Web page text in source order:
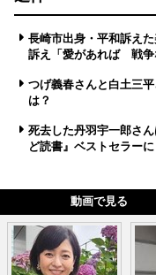
長崎市出身・平和訴え
訴え「愛があれば 戦争
つげ義春さんと白土三
は？
死去した丹羽宇一郎さ
ど読書』ベストセラーに
動画で見る